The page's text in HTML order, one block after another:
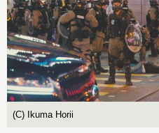
(C) Ikuma Horii